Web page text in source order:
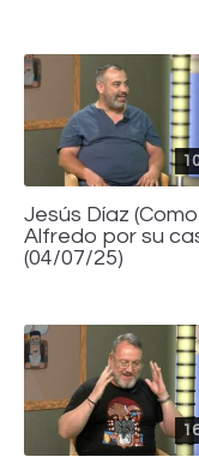
Jesús Díaz (Como
Alfredo por su
(04/07/25)